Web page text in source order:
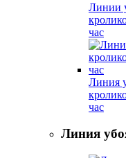
Линии
час
Линия
час
Линия